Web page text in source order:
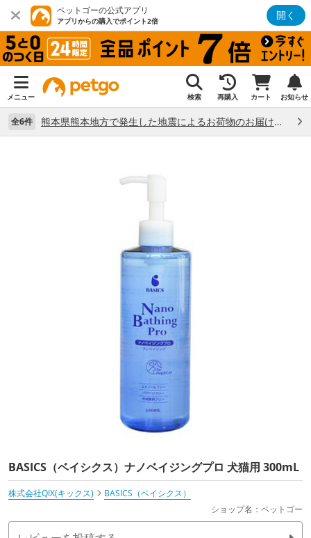
ペットゴーの公式アプリ
アプリからの購入でポイント2倍 開く
メニュー 検索 再購入 カート お知らせ
全6件 熊本県熊本地方で発生した地震によるお荷物のお届け状況について （7/28）
BASICS（ベイシクス）ナノベイジングプロ 犬猫用 300mL
株式会社QIX(キックス)
BASICS（ベイシクス）
ショップ名：ペットゴー